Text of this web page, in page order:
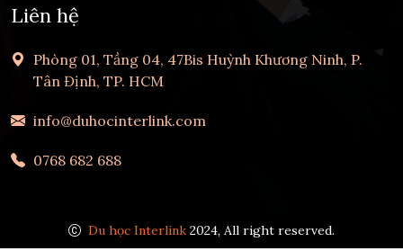
Liên hệ
Phòng 01, Tầng 04, 47Bis Huỳnh Khương Ninh, P.
Tân Định, TP. HCM
info@duhocinterlink.com
0768 682 688
Du học Interlink 2024, All right reserved.